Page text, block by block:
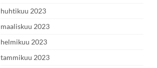
huhtikuu 2023
maaliskuu 2023
helmikuu 2023
tammikuu 2023